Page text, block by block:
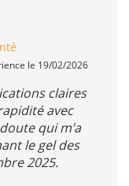
le 19/02/2026
claires
avec
qui m’a
le gel des
2025.